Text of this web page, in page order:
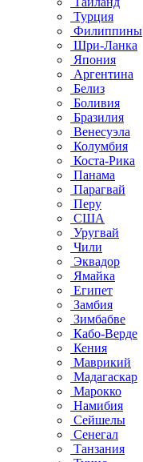
Турция
Филиппины
Шри-Ланка
Япония
Аргентина
Белиз
Боливия
Бразилия
Венесуэла
Колумбия
Коста-Рика
Панама
Парагвай
Перу
США
Уругвай
Чили
Эквадор
Ямайка
Египет
Замбия
Зимбабве
Кабо-Верде
Кения
Маврикий
Мадагаскар
Марокко
Намибия
Сейшелы
Сенегал
Танзания